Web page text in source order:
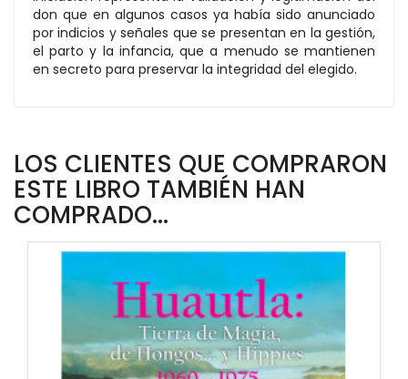
don que en algunos casos ya había sido anunciado
por indicios y señales que se presentan en la gestión,
el parto y la infancia, que a menudo se mantienen
en secreto para preservar la integridad del elegido.
LOS CLIENTES QUE COMPRARON
ESTE LIBRO TAMBIÉN HAN
COMPRADO...